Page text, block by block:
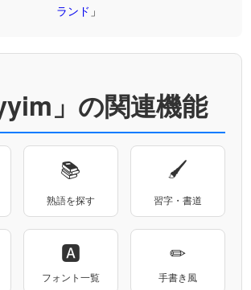
ランド 」
」の関連機能
📚
熟語を探す
🖌
習字・書道
🅰
フォント一覧
✏
手書き風